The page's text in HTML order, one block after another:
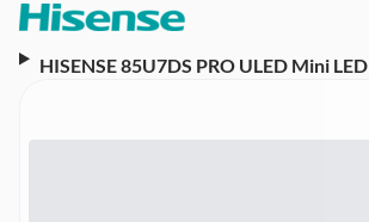
HISENSE 85U7DS PRO ULED Mini
OS)